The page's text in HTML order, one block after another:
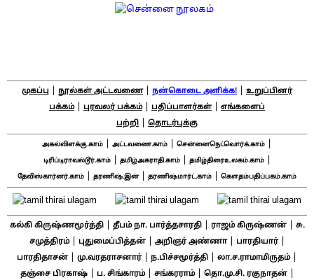
முகப்பு நூல்கள் அட்டவணை| நன்கொடை அளிக்க!
உறுப்பினர்
பக்கம்| புரவலர் பக்கம்| பதிப்பாளர்கள்
எங்களைப்
பற்றி
தொடர்புக்கு
அகல்விளக்கு.காம் அட்டவணை.காம் சென்னைநெட்வொர்க்.காம்
டிரிப்டிராவல்டூர்.காம்| தமிழ்அகராதி.காம்| தமிழ்திரைஉலகம்.காம்|
தேவிஸ்கார்னர்.காம் தரணிஷ்.இன்| தரணிஷ்மார்ட்.காம் கௌதம்பதிப்பகம்.காம்
கல்கி கிருஷ்ணமூர்த்தி| தீபம் நா. பார்த்தசாரதி| ராஜம் கிருஷ்ணன்|
சு.
சமுத்திரம்| புதுமைப்பித்தன்| அறிஞர் அண்ணா| பாரதியார்|
பாரதிதாசன் மு.வரதராசனார்| ந.பிச்சமூர்த்தி லா.ச.ராமாமிருதம்|
தஞ்சை பிரகாஷ்| ப. சிங்காரம்| சங்கரராம்| தொ.மு.சி. ரகுநாதன்|